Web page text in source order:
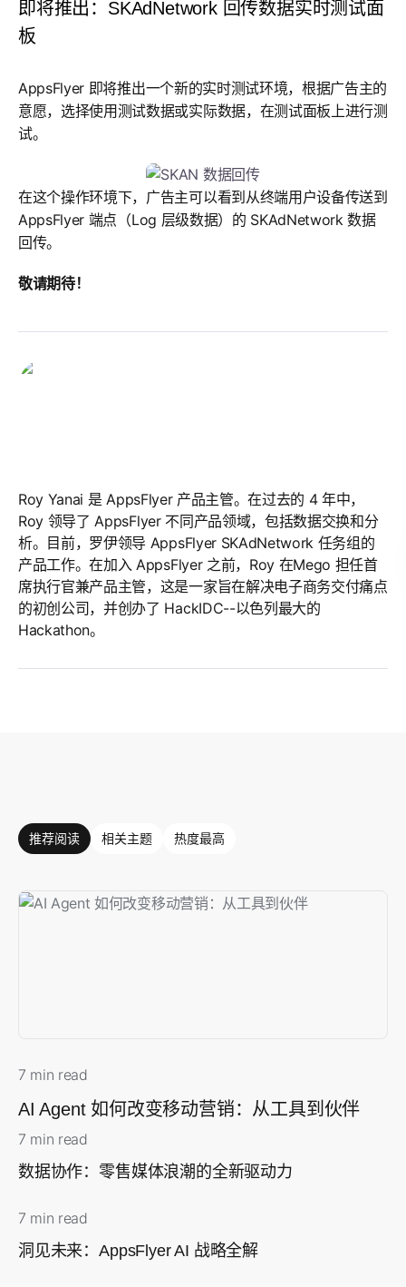
即将推出：SKAdNetwork 回传数据实时测试面
板
AppsFlyer 即将推出一个新的实时测试环境，根据广告主的
意愿，选择使用测试数据或实际数据，在测试面板上进行测
试。
在这个操作环境下，广告主可以看到从终端用户设备传送到
AppsFlyer 端点（Log 层级数据）的 SKAdNetwork 数据
回传。
敬请期待！
Roy Yanai 是 AppsFlyer 产品主管。在过去的 4 年中，
Roy 领导了 AppsFlyer 不同产品领域，包括数据交换和分
析。目前，罗伊领导 AppsFlyer SKAdNetwork 任务组的
产品工作。在加入 AppsFlyer 之前，Roy 在Mego 担任首
席执行官兼产品主管，这是一家旨在解决电子商务交付痛点
的初创公司，并创办了 HackIDC--以色列最大的
Hackathon。
推荐阅读 相关主题 热度最高
7 min read
AI Agent 如何改变移动营销：从工具到伙伴
7 min read
数据协作：零售媒体浪潮的全新驱动力
7 min read
洞见未来：AppsFlyer AI 战略全解